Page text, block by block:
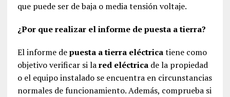
que puede ser de baja o media tensión voltaje.
¿Por que realizar el informe de puesta a tierra?
El informe depuesta a tierra eléctricatiene como
objetivo verificar si lared eléctricade la propiedad
o el equipo instalado se encuentra en circunstancias
normales de funcionamiento. Además, comprueba si